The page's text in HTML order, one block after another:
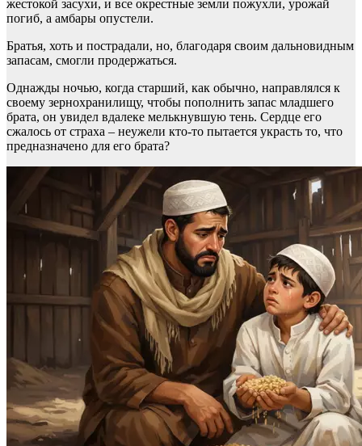
жестокой засухи, и все окрестные земли пожухли, урожай
погиб, а амбары опустели.
Братья, хоть и пострадали, но, благодаря своим дальновидным
запасам, смогли продержаться.
Однажды ночью, когда старший, как обычно, направлялся к
своему зернохранилищу, чтобы пополнить запас младшего
брата, он увидел вдалеке мелькнувшую тень. Сердце его
сжалось от страха – неужели кто-то пытается украсть то, что
предназначено для его брата?